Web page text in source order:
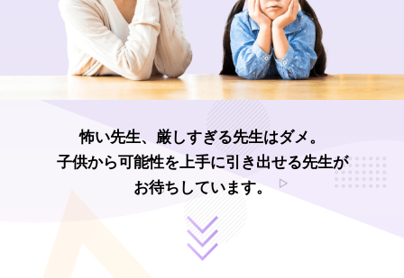
怖い先生、厳しすぎる先生はダメ。
子供から可能性を上手に引き出せる先生が
お待ちしています。